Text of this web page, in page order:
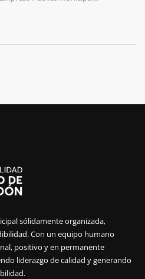
sólidamente organizada,
Con un equipo humano
positivo y en permanente
liderazgo de calidad y generando